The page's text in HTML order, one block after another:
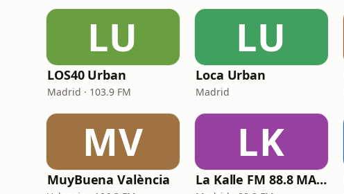
LU
LOS40 Urban
Madrid · 103.9 FM
LU
Loca Urban
Madrid
MV
MuyBuena València
LK
La Kalle FM 88.8 MADRID